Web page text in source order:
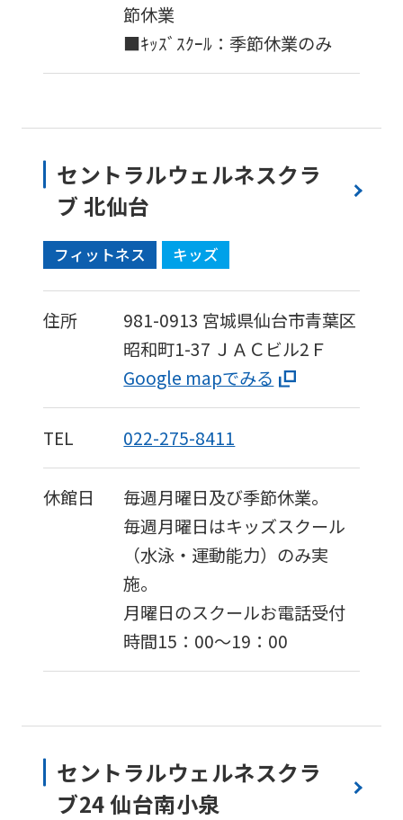
節休業
■ｷｯｽﾞｽｸｰﾙ：季節休業のみ
セントラルウェルネスクラ
ブ 北仙台
フィットネス キッズ
住所 981-0913 宮城県仙台市青葉区
昭和町1-37 ＪＡＣビル2Ｆ
Google mapでみる
TEL 022-275-8411
休館日
毎週月曜日及び季節休業。
毎週月曜日はキッズスクール
（水泳・運動能力）のみ実
施。
月曜日のスクールお電話受付
時間15：00～19：00
セントラルウェルネスクラ
ブ24 仙台南小泉